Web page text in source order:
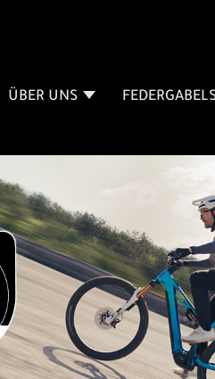
ÜBER UNS